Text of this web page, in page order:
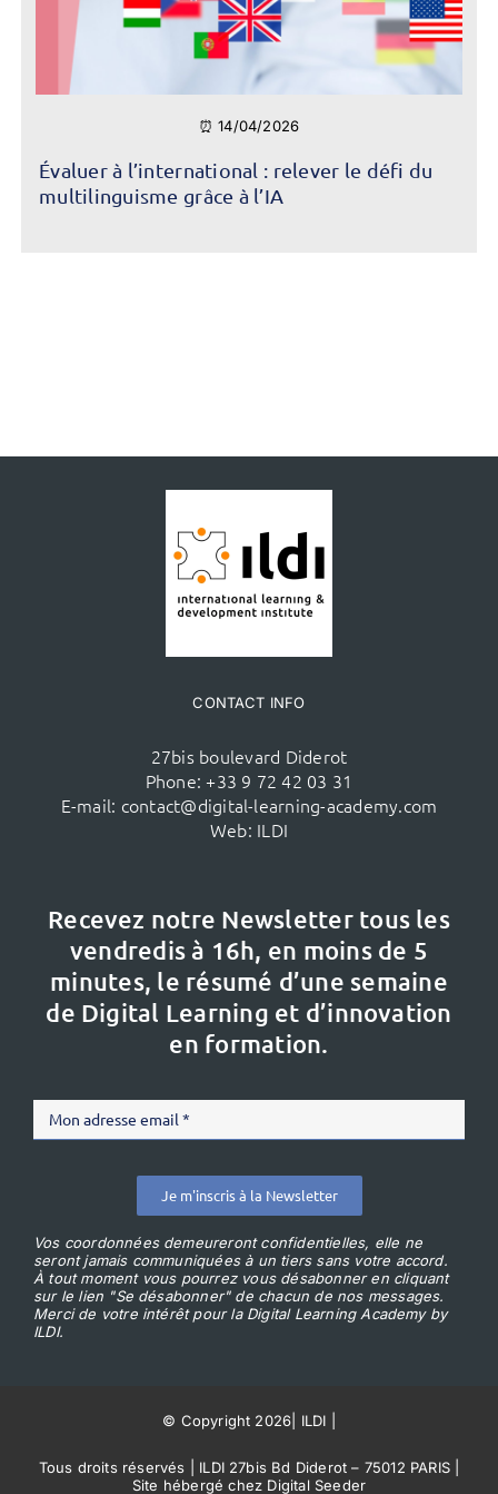
⏰ 14/04/2026
Évaluer à l’international : relever le défi du
multilinguisme grâce à l’IA
CONTACT INFO
27bis boulevard Diderot
Phone: +33 9 72 42 03 31
E-mail: contact@digital-learning-academy.com
Web: ILDI
Recevez notre Newsletter tous les
vendredis à 16h, en moins de 5
minutes, le résumé d’une semaine
de Digital Learning et d’innovation
en formation.
Je m'inscris à la Newsletter
Vos coordonnées demeureront confidentielles, elle ne
seront jamais communiquées à un tiers sans votre accord.
À tout moment vous pourrez vous désabonner en cliquant
sur le lien "Se désabonner" de chacun de nos messages.
Merci de votre intérêt pour la Digital Learning Academy by
ILDI.
© Copyright 2026 ILDI
Tous droits réservés | ILDI 27bis Bd Diderot – 75012 PARIS |
Site hébergé chez Digital Seeder